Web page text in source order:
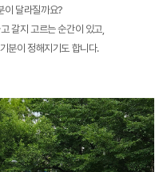
이 달라질까요?
갈지 고르는 순간이 있고,
분이 정해지기도 합니다.